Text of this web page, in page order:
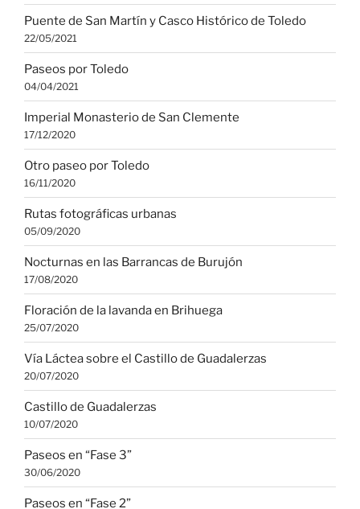
Puente de San Martín y Casco Histórico de Toledo
22/05/2021
Paseos por Toledo
04/04/2021
Imperial Monasterio de San Clemente
17/12/2020
Otro paseo por Toledo
16/11/2020
Rutas fotográficas urbanas
05/09/2020
Nocturnas en las Barrancas de Burujón
17/08/2020
Floración de la lavanda en Brihuega
25/07/2020
Vía Láctea sobre el Castillo de Guadalerzas
20/07/2020
Castillo de Guadalerzas
10/07/2020
Paseos en “Fase 3”
30/06/2020
Paseos en “Fase 2”